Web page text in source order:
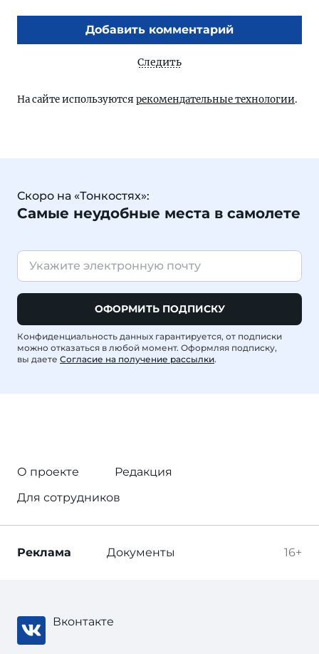
Добавить комментарий
Следить
На сайте используются рекомендательные технологии.
Скоро на «Тонкостях»:
Самые неудобные места в самолете
ОФОРМИТЬ ПОДПИСКУ
Конфиденциальность данных гарантируется, от подписки
можно отказаться в любой момент. Оформляя подписку,
вы даете Согласие на получение рассылки.
О проекте
Редакция
Для сотрудников
16+
Реклама Документы
Вконтакте